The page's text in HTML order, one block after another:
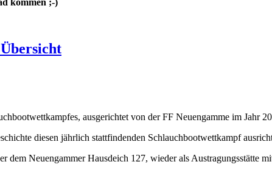
kommen ;-)
ausgerichtet von der FF Neuengamme im Jahr
diesen jährlich stattfindenden Schlauchbootwettkampf
dem Neuengammer Hausdeich 127, wieder als Austragungsstätte